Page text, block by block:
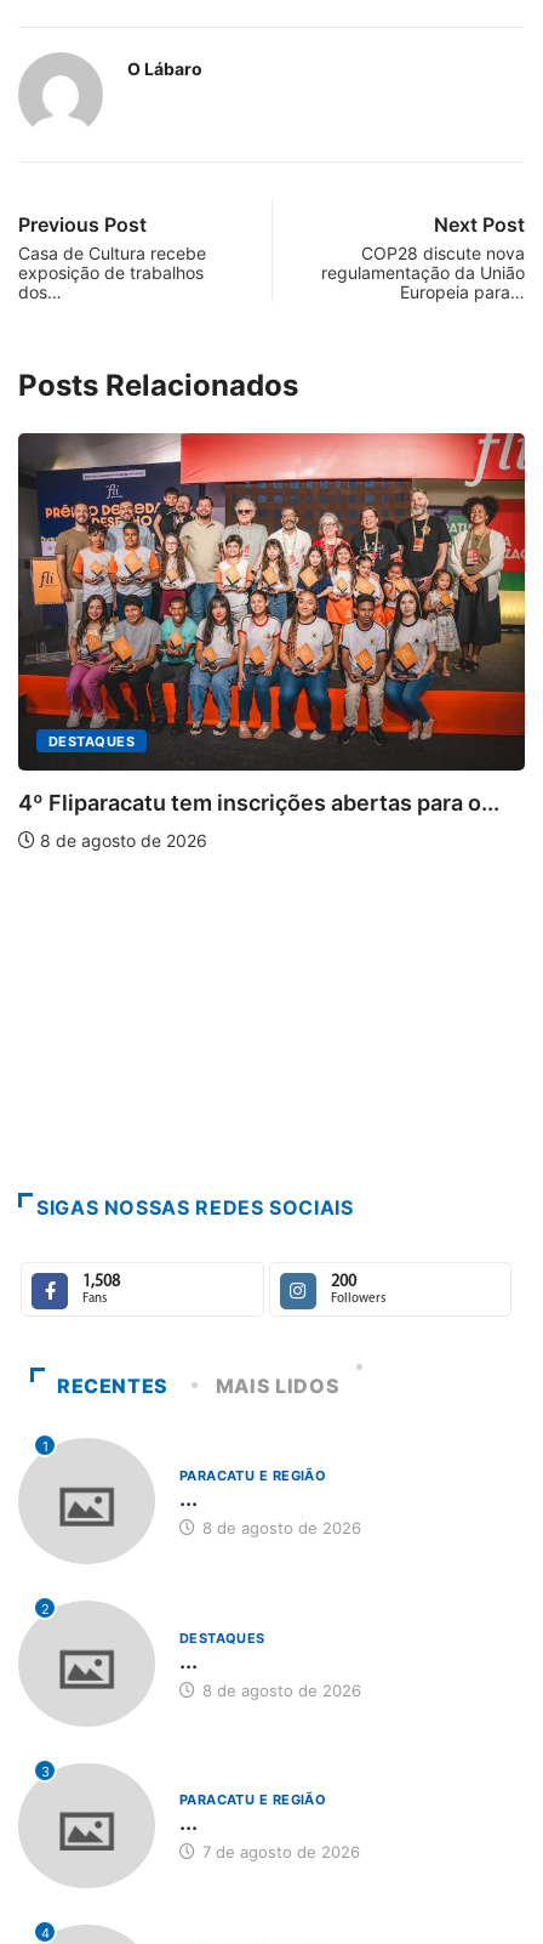
O Lábaro
Previous Post
Casa de Cultura recebe
exposição de trabalhos
dos…
Next Post
COP28 discute nova
regulamentação da União
Europeia para…
Posts Relacionados
para o...
SIGAS NOSSAS REDES SOCIAIS
1,508
Fans
200
Followers
RECENTES MAIS LIDOS
1
PARACATU E REGIÃO
...
8 de agosto de 2026
2
DESTAQUES
...
8 de agosto de 2026
3
PARACATU E REGIÃO
...
7 de agosto de 2026
4